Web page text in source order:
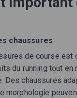
chaussures
de course est
du running tout en
Des chaussures
morphologie